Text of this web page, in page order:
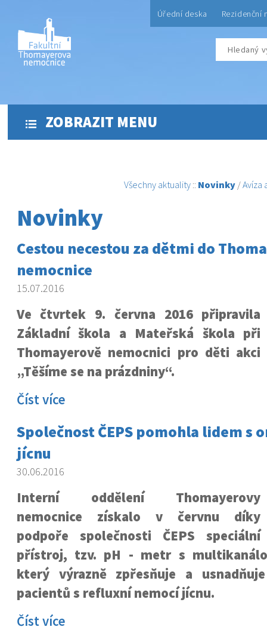
Úřední deska Rezidenční
ZOBRAZIT MENU
Všechny aktuality :: Novinky /Avíza
Novinky
Cestou necestou za dětmi do
nemocnice
15.07.2016
Ve čtvrtek 9. června 2016 připravila
Základní škola a Mateřská škola při
Thomayerově nemocnici pro děti akci
„Těšíme se na prázdniny“.
Číst více
Společnost ČEPS pomohla lidem s
jícnu
30.06.2016
Interní oddělení Thomayerovy
nemocnice získalo v červnu díky
podpoře společnosti ČEPS speciální
přístroj, tzv. pH - metr s
který výrazně zpřesňuje a
pacientů s refluxní nemocí jícnu.
Číst více